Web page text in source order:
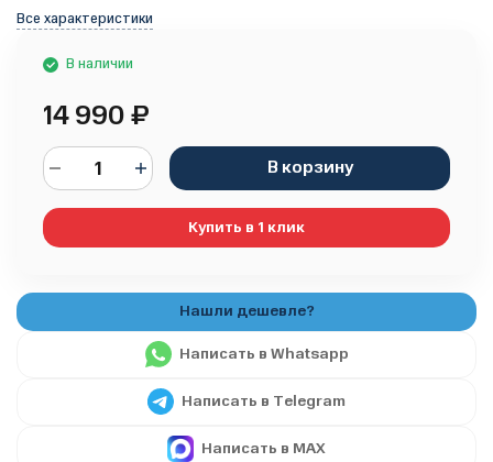
Все характеристики
В наличии
14 990₽
В корзину
Купить в 1 клик
Написать в Whatsapp
Написать в Telegram
Написать в MAX